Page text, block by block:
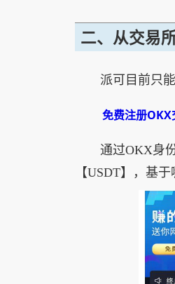
二、从交易
派可目前只
免费注册OKX
通过OKX身
【USDT】，基